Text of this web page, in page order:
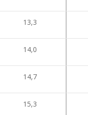
13,3
14,0
14,7
15,3